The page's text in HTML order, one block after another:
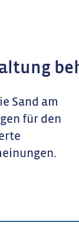
Sand am
für den